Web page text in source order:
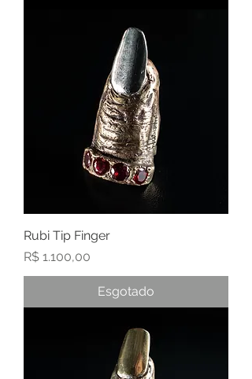
Rubi Tip Finger
Preço
R$ 1.100,00
Esgotado